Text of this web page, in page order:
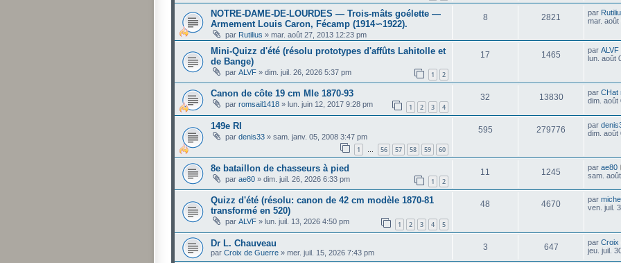
NOTRE-DAME-DE-LOURDES — Trois-mâts goélette —
Armement Louis Caron, Fécamp (1914∽1922).
par Rutilius » mar. août 27, 2013 12:23 pm
8 2821 par
mar. août
Mini-Quizz d'été (résolu prototypes d'affûts Lahitolle et
de Bange)
par ALVF » dim. juil. 26, 2026 5:37 pm 1 2
17 1465 par ALVF
lun. août
Canon de côte 19 cm Mle 1870-93
par romsail1418 » lun. juin 12, 2017 9:28 pm 1 2 3 4
32 13830 par CHat
dim. août
149e RI
par denis33 » sam. janv. 05, 2008 3:47 pm
1 … 56 57 58 59 60
595 279776 par
dim. août
8e bataillon de chasseurs à pied
par ae80 » dim. juil. 26, 2026 6:33 pm 1 2
11 1245 par ae80
sam.
Quizz d'été (résolu: canon de 42 cm modèle 1870-81
transformé en 520)
par ALVF » lun. juil. 13, 2026 4:50 pm 1 2 3 4 5
48 4670 par
ven. juil.
Dr L. Chauveau
par Croix de Guerre » mer. juil. 15, 2026 7:43 pm
3 647 par Croix
jeu. juil.